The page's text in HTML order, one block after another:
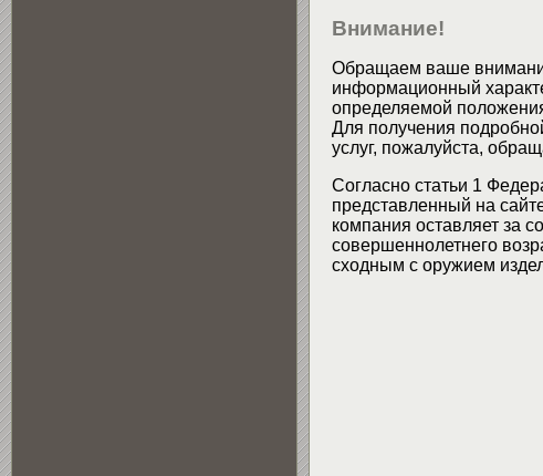
Внимание!
Обращаем ваше
информационный
определяемой
Для получения
услуг, пожалуйста,
Согласно статьи 1
представленный на
компания оставляет за
совершеннолетнего
сходным с оружием